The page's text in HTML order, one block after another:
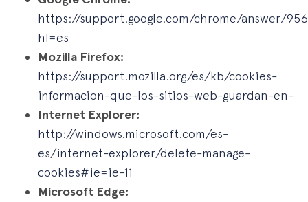
https://support.google.com/chrome/answer/
hl=es
Mozilla Firefox:
https://support.mozilla.org/es/kb/cookies-
informacion-que-los-sitios-web-guardan-en-
Internet Explorer:
http://windows.microsoft.com/es-
es/internet-explorer/delete-manage-
cookies#ie=ie-11
Microsoft Edge: